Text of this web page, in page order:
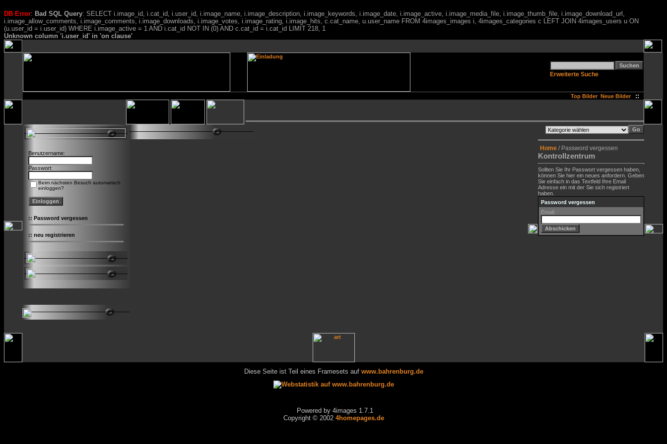
DB Error: Bad SQL Query: SELECT i.image_id, i.cat_id, i.user_id, i.image_name, i.image_description, i.image_keywords, i.image_date, i.image_active, i.image_media_file, i.image_thumb_file, i.image_download_url,
i.image_allow_comments, i.image_comments, i.image_downloads, i.image_votes, i.image_rating, i.image_hits, c.cat_name, u.user_name FROM 4images_images i, 4images_categories c LEFT JOIN 4images_users u ON
(u.user_id = i.user_id) WHERE i.image_active = 1 AND i.cat_id NOT IN (0) AND c.cat_id = i.cat_id LIMIT 218, 1
Unknown column 'i.user_id' in 'on clause'
Erweiterte Suche
Top Bilder Neue Bilder ::
Benutzername:
Passwort:
Beim nächsten Besuch automatisch
einloggen?
:: Password vergessen
:: neu registrieren
Home / Password vergessen
Kontrollzentrum
Sollten Sie Ihr Passwort vergessen haben,
können Sie hier ein neues anfordern. Geben
Sie einfach in das Textfeld Ihre Email
Adresse ein mit der Sie sich registriert
haben.
Password vergessen
Email:
Diese Seite ist Teil eines Framesets auf www.bahrenburg.de
Powered by 4images 1.7.1
Copyright © 2002 4homepages.de